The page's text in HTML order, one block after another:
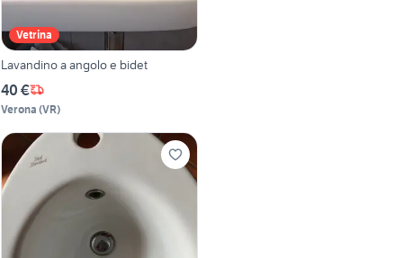
Vetrina
Lavandino a angolo e bidet
40 €
Verona (VR)